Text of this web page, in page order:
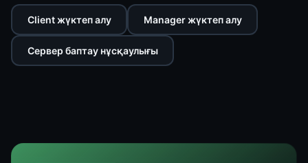
Client жүктеп алу Manager жүктеп алу
Сервер баптау нұсқаулығы